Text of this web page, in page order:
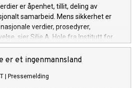
er åpenhet, tillit, deling av
samarbeid. Mens sikkerhet er
verdier, prosedyrer,
sier Silje A. Hole fra Institutt for
er et ingenmannsland
| Pressemelding